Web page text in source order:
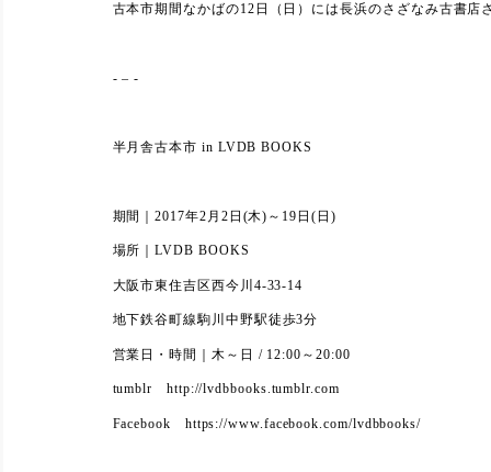
古本市期間なかばの12日（日）には長浜のさざなみ古書店
- – -
半月舎古本市 in LVDB BOOKS
期間｜2017年2月2日(木)～19日(日)
場所｜LVDB BOOKS
大阪市東住吉区西今川4-33-14
地下鉄谷町線駒川中野駅徒歩3分
営業日・時間｜木～日 / 12:00～20:00
tumblr http://lvdbbooks.tumblr.com
Facebook https://www.facebook.com/lvdbbooks/